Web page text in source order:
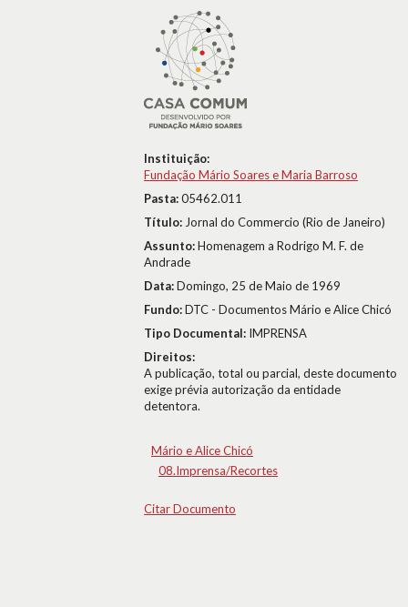
Instituição:
Fundação Mário Soares e Maria Barroso
Pasta:05462.011
Título: Jornal do Commercio (Rio de Janeiro)
Assunto:Homenagem a Rodrigo M. F. de
Andrade
Data:Domingo, 25 de Maio de 1969
Fundo:DTC - Documentos Mário e Alice Chicó
Tipo Documental: IMPRENSA
Direitos:
A publicação, total ou parcial, deste documento
exige prévia autorização da entidade
detentora.
Mário e Alice Chicó
08.Imprensa/Recortes
Citar Documento